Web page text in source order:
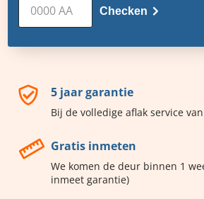
Checken
5 jaar garantie
Bij de volledige aflak service
Gratis inmeten
We komen de deur binnen 1
inmeet garantie)